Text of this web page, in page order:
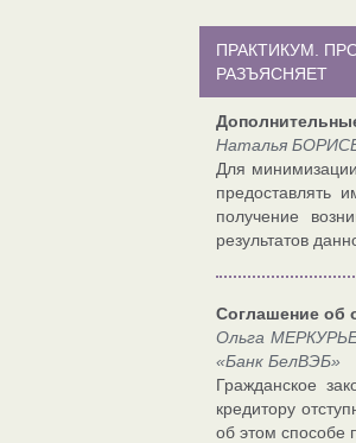
ПРАКТИКУМ.
РАЗЪЯСНЯЕТ
Наталья
Для
предоставлять
получение
результатов
Соглашение об
Ольга
«Банк БелВЭБ»
Гражданское
кредитору
об этом способе